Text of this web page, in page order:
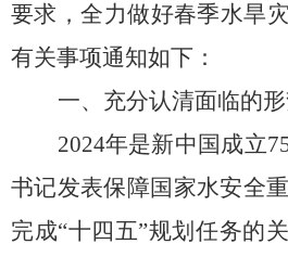
要求，全力做好春季水旱
有关事项通知如下：
一、 充分认清面临的
2024年是新中国成立
书记发表保障国家水安全
完成“十四五”规划任务的